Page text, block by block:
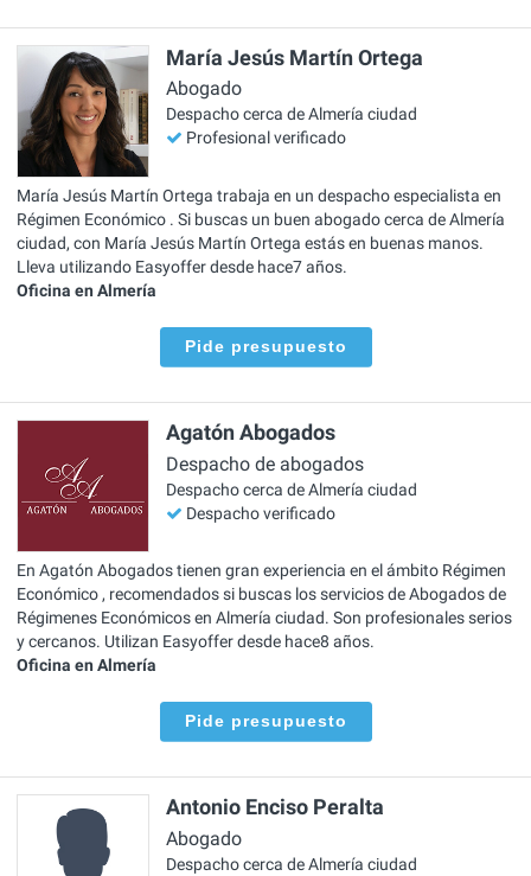
María Jesús Martín Ortega
Abogado
Despacho cerca de Almería ciudad
Profesional verificado
María Jesús Martín Ortega trabaja en un despacho especialista en
Régimen Económico . Si buscas un buen abogado cerca de Almería
ciudad, con María Jesús Martín Ortega estás en buenas manos.
Lleva utilizando Easyoffer desde hace7 años.
Oficina en Almería
Pide presupuesto
Agatón Abogados
Despacho de abogados
Despacho cerca de Almería ciudad
Despacho verificado
En Agatón Abogados tienen gran experiencia en el ámbito Régimen
Económico , recomendados si buscas los servicios de Abogados de
Régimenes Económicos en Almería ciudad. Son profesionales serios
y cercanos. Utilizan Easyoffer desde hace8 años.
Oficina en Almería
Pide presupuesto
Antonio Enciso Peralta
Abogado
Despacho cerca de Almería ciudad